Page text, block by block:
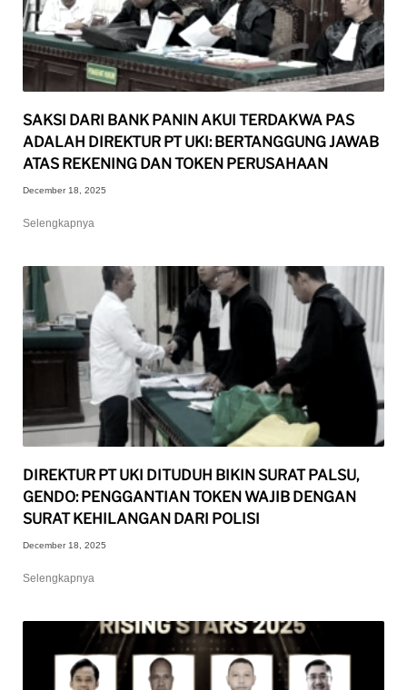
SAKSI DARI BANK PANIN AKUI TERDAKWA PAS
ADALAH DIREKTUR PT UKI: BERTANGGUNG JAWAB
ATAS REKENING DAN TOKEN PERUSAHAAN
December 18, 2025
Selengkapnya
DIREKTUR PT UKI DITUDUH BIKIN SURAT PALSU,
GENDO: PENGGANTIAN TOKEN WAJIB DENGAN
SURAT KEHILANGAN DARI POLISI
December 18, 2025
Selengkapnya